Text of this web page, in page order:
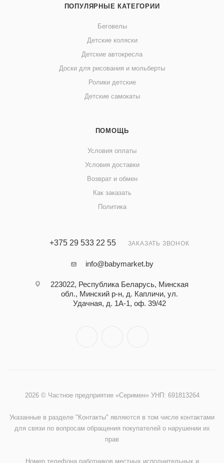
ПОПУЛЯРНЫЕ КАТЕГОРИИ
Беговелы
Детские коляски
Детские автокресла
Доски для рисования и мольберты
Ролики детские
Детские самокаты
ПОМОЩЬ
Условия оплаты
Условия доставки
Возврат и обмен
Как заказать
Политика
+375 29 533 22 55 ЗАКАЗАТЬ ЗВОНОК
info@babymarket.by
223022, Республика Беларусь, Минская
обл., Минский р-н, д. Капличи, ул.
Удачная, д. 1А-1, оф. 39/42
2026 © Частное предприятие «Серимен» УНП: 691813264
Указанные в разделе "Контакты" являются в том числе контактами
для связи по вопросам обращения покупателей о нарушении их
прав
Номер телефона работников местных исполнительных и